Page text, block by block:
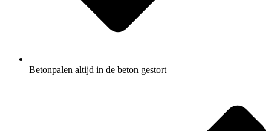
Betonpalen altijd in de beton gestort